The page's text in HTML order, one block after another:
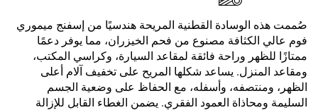
صُممت هذه الوسادة القطنية المريحة هندسيًا من إسفنج ميموري
فوم عالي الكثافة مصنوع من فحم الخيزران، مما يوفر دعمًا
ممتازًا للظهر وراحة فائقة لمقاعد السيارة، وكراسي المكتب،
ومقاعد المنزل. يساعد شكلها المريح على تخفيف آلام أعلى
الظهر، ومنتصفه، وأسفله، مع الحفاظ على وضعية الجسم
السليمة ومحاذاة العمود الفقري. يضمن الغطاء القابل للإزالة